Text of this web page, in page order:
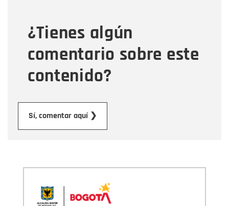
¿Tienes algún
comentario sobre este
contenido?
Sí, comentar aquí ❯
Mensaje